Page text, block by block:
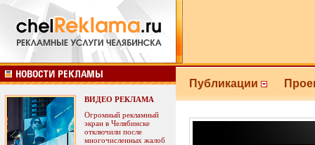
ВИДЕО РЕКЛАМА
Огромный рекламный
экран в Челябинске
отключили после
многочисленных жалоб
Публикации